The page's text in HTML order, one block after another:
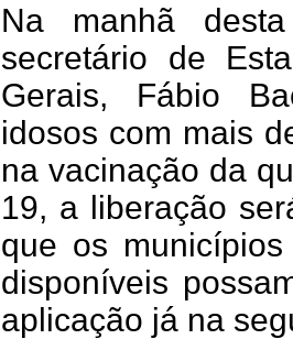
Na manhã
secretário de
Gerais, Fábio
idosos com mais
na vacinação da
19, a liberação
que os
disponíveis
aplicação já na